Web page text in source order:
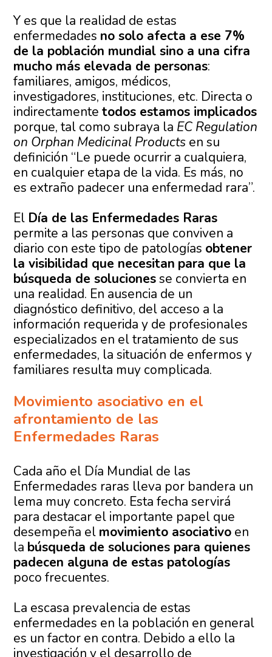
Y es que la realidad de estas
enfermedades no solo afecta a ese 7%
de la población mundial sino a una cifra
mucho más elevada de personas:
familiares, amigos, médicos,
investigadores, instituciones, etc. Directa o
indirectamentetodos estamos implicados
porque, tal como subraya la EC Regulation
on Orphan Medicinal Products en su
definición “Le puede ocurrir a cualquiera,
en cualquier etapa de la vida. Es más, no
es extraño padecer una enfermedad rara”.
El Día de las Enfermedades Raras
permite a las personas que conviven a
diario con este tipo de patologías obtener
la visibilidad que necesitan para que la
búsqueda de solucionesse convierta en
una realidad. En ausencia de un
diagnóstico definitivo, del acceso a la
información requerida y de profesionales
especializados en el tratamiento de sus
enfermedades, la situación de enfermos y
familiares resulta muy complicada.
Movimiento asociativo en el
afrontamiento de las
Enfermedades Raras
Cada año el Día Mundial de las
Enfermedades raras lleva por bandera un
lema muy concreto. Esta fecha servirá
para destacar el importante papel que
desempeña el movimiento asociativo en
la búsqueda de soluciones para quienes
padecen alguna de estas patologías
poco frecuentes.
La escasa prevalencia de estas
enfermedades en la población en general
es un factor en contra. Debido a ello la
investigación y el desarrollo de